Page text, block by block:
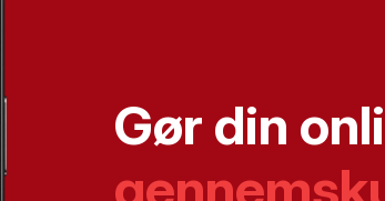
Gør din